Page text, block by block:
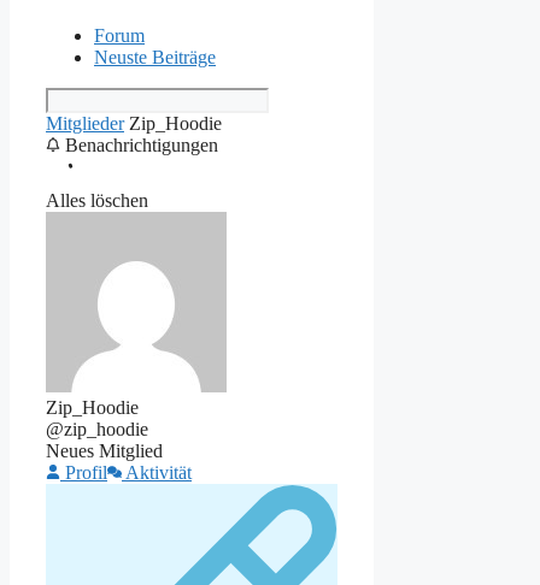
Forum
Neuste Beiträge
Mitglieder Zip_Hoodie
Benachrichtigungen
Alles löschen
Zip_Hoodie
@zip_hoodie
Neues Mitglied
Profil
Aktivität